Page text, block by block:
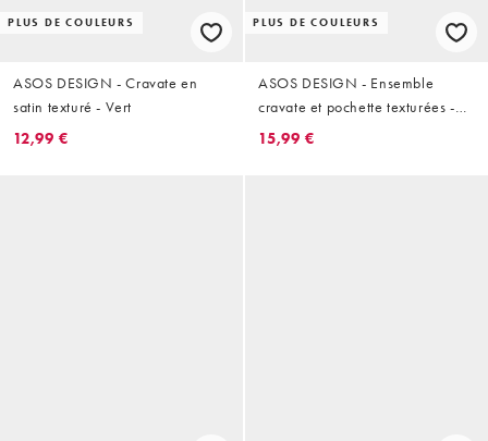
PLUS DE COULEURS
ASOS DESIGN - Cravate en
satin texturé - Vert
12,99 €
PLUS DE COULEURS
ASOS DESIGN - Ensemble
cravate et pochette texturées -
Lilas
15,99 €